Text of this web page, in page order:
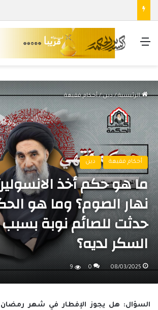
القائمة
الرئيسية / دين / أحكام فقيهة
أحكام فقيهة دين
ما هو حكم أخذ
نهار الصوم؟ وما هو
حدثت للصائم نوبة
السكر لديه؟
08/03/2025
0
9
السؤال: هل يجوز الإفطار في شهر رمضان